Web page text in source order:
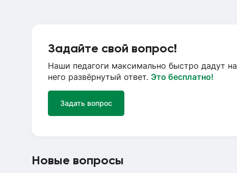
Задайте свой вопрос!
Наши педагоги максимально быстро дадут на
него развёрнутый ответ. Это бесплатно!
Задать вопрос
Новые вопросы